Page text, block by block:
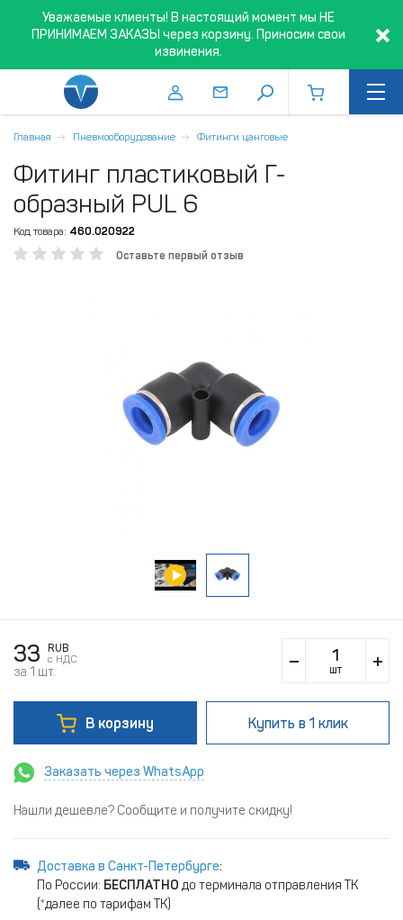
Уважаемые клиенты! В настоящий момент мы НЕ
ПРИНИМАЕМ ЗАКАЗЫ через корзину. Приносим свои
извинения.
Главная Пневмооборудование Фитинги цанговые
Фитинг пластиковый Г-
образный PUL 6
Код товара: 460.020922
Оставьте первый отзыв
33
RUB
c НДС
за 1 шт. шт
В корзину Купить в 1 клик
Заказать через WhatsApp
Нашли дешевле? Сообщите и получите скидку!
Доставка в Санкт-Петербурге:
По России: БЕСПЛАТНО до терминала отправления ТК
(*далее по тарифам ТК)